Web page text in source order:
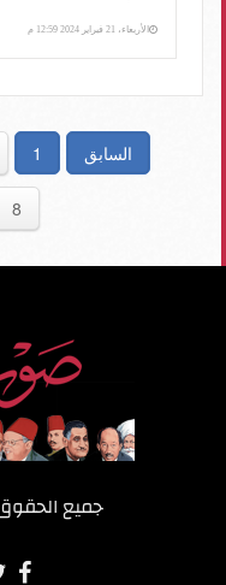
الأربعاء، 21 فبراير 2024 12:59 م
السابق 1
8
جميع